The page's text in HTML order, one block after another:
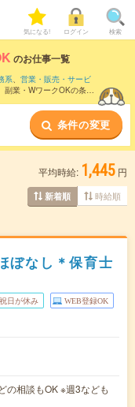
気になる! ログイン 検索
のお仕事一覧
系、 営業・販売・サービ
副業・WワークOKの条件
条件の変更
平均時給: 1,445 円
新着順 時給順
ぼなし＊保育士
日が休み WEB登録OK
の相談もOK ※週3なども